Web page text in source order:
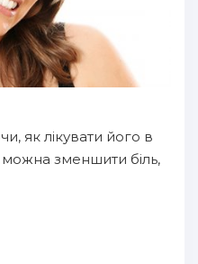
як лікувати його в
зменшити біль,